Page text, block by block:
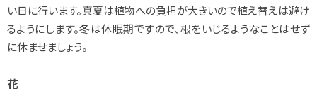
い日に行います。真夏は植物への負担が大きいので植え替えは避け
るようにします。冬は休眠期ですので、根をいじるようなことはせず
に休ませましょう。
花